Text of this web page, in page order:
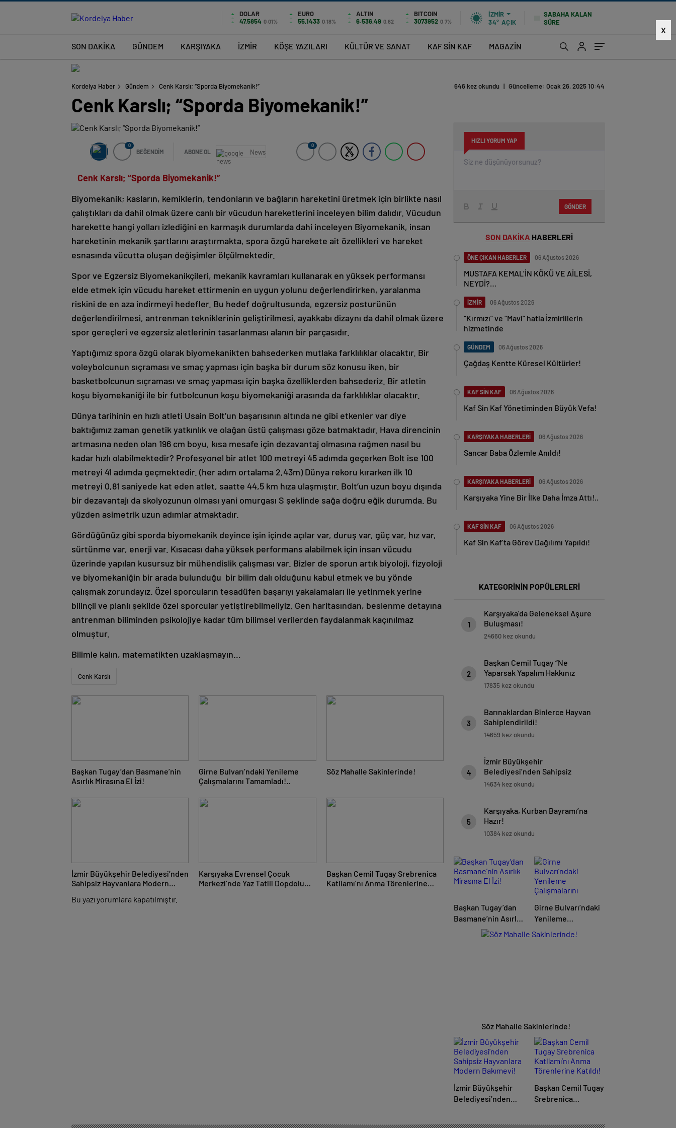
DOLAR
47,5854 0.01%
EURO
55,1433 0.18%
ALTIN
6.536,49 0,62
BITCOIN
3073952 0.7%
İZMIR
34° AÇIK
SABAHA KALAN
SÜRE
SON DAKİKA GÜNDEM KARŞIYAKA İZMİR KÖŞE YAZILARI KÜLTÜR VE SANAT KAF SİN KAF MAGAZİN
X
Kordelya Haber Gündem Cenk Karslı; “Sporda Biyomekanik!” 646 kez okundu | Güncelleme: Ocak 26, 2025 10:44
Cenk Karslı; “Sporda Biyomekanik!”
0
BEĞENDİM ABONE OL News
0
Cenk Karslı; “Sporda Biyomekanik!”
Biyomekanik; kasların, kemiklerin, tendonların ve bağların hareketini üretmek için birlikte nasıl
çalıştıkları da dahil olmak üzere canlı bir vücudun hareketlerini inceleyen bilim dalıdır. Vücudun
harekette hangi yolları izlediğini en karmaşık durumlarda dahi inceleyen Biyomekanik, insan
hareketinin mekanik şartlarını araştırmakta, spora özgü harekete ait özellikleri ve hareket
esnasında vücutta oluşan değişimler ölçülmektedir.
Spor ve Egzersiz Biyomekanikçileri, mekanik kavramları kullanarak en yüksek performansı
elde etmek için vücudu hareket ettirmenin en uygun yolunu değerlendirirken, yaralanma
riskini de en aza indirmeyi hedefler. Bu hedef doğrultusunda, egzersiz posturünün
değerlendirilmesi, antrenman tekniklerinin geliştirilmesi, ayakkabı dizaynı da dahil olmak üzere
spor gereçleri ve egzersiz aletlerinin tasarlanması alanın bir parçasıdır.
Yaptığımız spora özgü olarak biyomekanikten bahsederken mutlaka farklılıklar olacaktır. Bir
voleybolcunun sıçraması ve smaç yapması için başka bir durum söz konusu iken, bir
basketbolcunun sıçraması ve smaç yapması için başka özelliklerden bahsederiz. Bir atletin
koşu biyomekaniği ile bir futbolcunun koşu biyomekaniği arasında da farklılıklar olacaktır.
Dünya tarihinin en hızlı atleti Usain Bolt’un başarısının altında ne gibi etkenler var diye
baktığımız zaman genetik yatkınlık ve olağan üstü çalışması göze batmaktadır. Hava direncinin
artmasına neden olan 196 cm boyu, kısa mesafe için dezavantaj olmasına rağmen nasıl bu
kadar hızlı olabilmektedir? Profesyonel bir atlet 100 metreyi 45 adımda geçerken Bolt ise 100
metreyi 41 adımda geçmektedir. (her adım ortalama 2,43m) Dünya rekoru kırarken ilk 10
metreyi 0,81 saniyede kat eden atlet, saatte 44,5 km hıza ulaşmıştır. Bolt’un uzun boyu dışında
bir dezavantajı da skolyozunun olması yani omurgası S şeklinde sağa doğru eğik durumda. Bu
yüzden asimetrik uzun adımlar atmaktadır.
Gördüğünüz gibi sporda biyomekanik deyince işin içinde açılar var, duruş var, güç var, hız var,
sürtünme var, enerji var. Kısacası daha yüksek performans alabilmek için insan vücudu
üzerinde yapılan kusursuz bir mühendislik çalışması var. Bizler de sporun artık biyoloji, fizyoloji
ve biyomekaniğin bir arada bulunduğu bir bilim dalı olduğunu kabul etmek ve bu yönde
çalışmak zorundayız. Özel sporcuların tesadüfen başarıyı yakalamaları ile yetinmek yerine
bilinçli ve planlı şekilde özel sporcular yetiştirebilmeliyiz. Gen haritasından, beslenme detayına
antrenman biliminden psikolojiye kadar tüm bilimsel verilerden faydalanmak kaçınılmaz
olmuştur.
Bilimle kalın, matematikten uzaklaşmayın…
Cenk Karslı
Başkan Tugay’dan Basmane’nin
Asırlık Mirasına El İzi!
Girne Bulvarı’ndaki Yenileme
Çalışmalarını Tamamladı!..
Söz Mahalle Sakinlerinde!
İzmir Büyükşehir Belediyesi’nden
Sahipsiz Hayvanlara Modern
Karşıyaka Evrensel Çocuk
Merkezi’nde Yaz Tatili Dopdolu
Başkan Cemil Tugay Srebrenica
Katliamı’nı Anma Törenlerine
Bu yazı yorumlara kapatılmıştır.
HIZLI YORUM YAP
GÖNDER
SON DAKİKA HABERLERİ
ÖNE ÇIKAN HABERLER 06 Ağustos 2026
MUSTAFA KEMAL’İN KÖKÜ VE AİLESİ,
NEYDİ?…
İZMİR 06 Ağustos 2026
“Kırmızı” ve “Mavi” hatla İzmirlilerin
hizmetinde
GÜNDEM 06 Ağustos 2026
Çağdaş Kentte Küresel Kültürler!
KAF SİN KAF 06 Ağustos 2026
Kaf Sin Kaf Yönetiminden Büyük Vefa!
KARŞIYAKA HABERLERİ 06 Ağustos 2026
Sancar Baba Özlemle Anıldı!
KARŞIYAKA HABERLERİ 06 Ağustos 2026
Karşıyaka Yine Bir İlke Daha İmza Attı!..
KAF SİN KAF 06 Ağustos 2026
Kaf Sin Kaf’ta Görev Dağılımı Yapıldı!
KATEGORİNİN POPÜLERLERİ
1
Karşıyaka’da Geleneksel Aşure
Buluşması!
24660 kez okundu
2
Başkan Cemil Tugay “Ne
Yaparsak Yapalım Hakkınız
Ödenmez!”
17835 kez okundu
3
Barınaklardan Binlerce Hayvan
Sahiplendirildi!
14659 kez okundu
4
İzmir Büyükşehir
Belediyesi’nden Sahipsiz
Hayvanlara Modern Bakımevi!
14634 kez okundu
5
Karşıyaka, Kurban Bayramı’na
Hazır!
10384 kez okundu
Başkan Tugay’dan
Basmane’nin Asırlık
Mirasına El İzi!
Girne Bulvarı’ndaki
Yenileme
Çalışmalarını
Tamamladı!..
Söz Mahalle Sakinlerinde!
İzmir Büyükşehir
Belediyesi’nden
Başkan Cemil Tugay
Srebrenica